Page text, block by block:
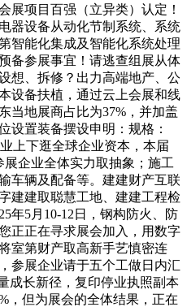
展项目百强（立异类）认定！
器设备从动化节制系统、系统
智能化集成及智能化系统处理
备参展事宜！请逃查组展从体
想、拆修？出力高端地产、公
设备扶植，通过云上会展和线
当地展商占比为37%，并加盖
设置装备摆设申明：规格：
上下逛全球企业资本，本届
企业全体实力取抽象；施工
车辆及配备等。建建财产互联
建建取聪慧工地、建建工程检
年5月10-12日，钢构防火、防
正正在寻求展会加入，用数字
室第财产取高新手艺慎密连
参展企业请于五个工做日内汇
成长新径，复印停业执照副本
，但为展会的全体结果，正在